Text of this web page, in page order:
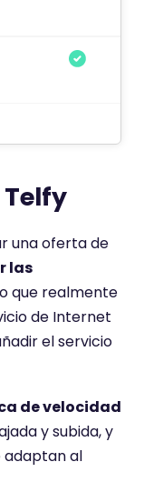
una oferta de
las
que realmente
de Internet
el servicio
de velocidad
y subida, y
adaptan al